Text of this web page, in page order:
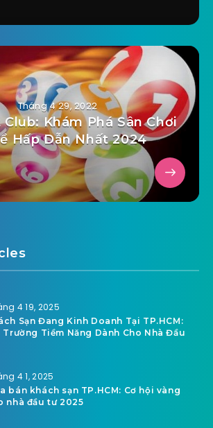
Tháng 4 29, 2022
Club: Khám Phá Sân Chơi
Hấp Dẫn Nhất 2024
4 19, 2025
Sạn Đang Kinh Doanh Tại TP.HCM:
Trường Tiềm Năng Dành Cho Nhà Đầu
4 1, 2025
bán khách sạn TP.HCM: Cơ hội vàng
nhà đầu tư 2025